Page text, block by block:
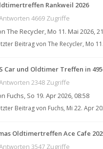
Rankweil 2026
4669 Zugriffe
The Recycler, Mo 11. Mai 2026,
Beitrag von The Recycler, Mo
Car und Oldtimer Treffen in
2348 Zugriffe
Fuchs, So 19. Apr 2026, 08:58
Beitrag von Fuchs, Mi 22. Apr
Oldtimertreffen Ace Cafe
3547 Zugriffe